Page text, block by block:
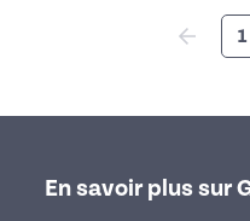
1
En savoir plus sur